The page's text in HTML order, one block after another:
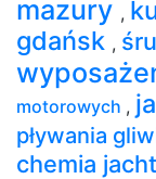
mazury ,
gdańsk ,
motorowych ,
pływania
chemia